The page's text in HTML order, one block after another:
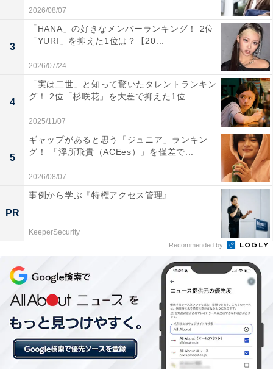
1位：江口のりこ
#江口のりこ
リストラされてニートになった
39歳独身の娘
………………
監督 #中村和宏
?4/12(金)兵庫県先行、
4/19(金)新宿ピカデリー他全国公開
2026/08/07
3
「HANA」の好きなメンバーランキング！ 2位
「YURI」を抑えた1位は？【20...
2026/07/24
4
「実は二世」と知って驚いたタレントランキン
グ！ 2位「杉咲花」を大差で抑えた1位...
2025/11/07
5
ギャップがあると思う「ジュニア」ランキン
グ！ 「浮所飛貴（ACEes）」を僅差で...
2026/08/07
PR
事例から学ぶ『特権アクセス管理』
KeeperSecurity
Recommended by